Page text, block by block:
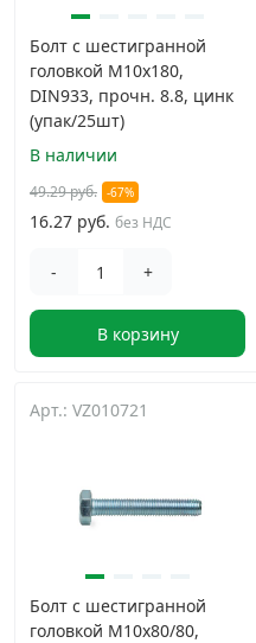
Болт с шестигранной
головкой М10х180,
DIN933, прочн. 8.8, цинк
(упак/25шт)
В наличии
49.29 руб. -67%
16.27 руб. без НДС
- +
В корзину
Арт.: VZ010721
Болт с шестигранной
головкой М10х80/80,